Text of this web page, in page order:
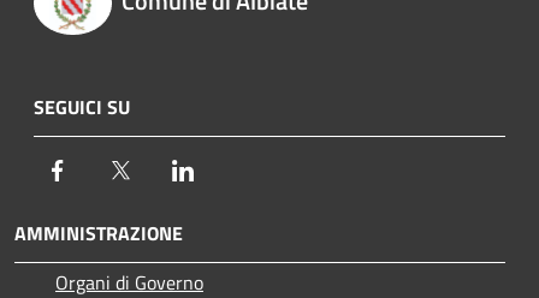
SEGUICI SU
Facebook Twitter
AMMINISTRAZIONE
Organi di Governo